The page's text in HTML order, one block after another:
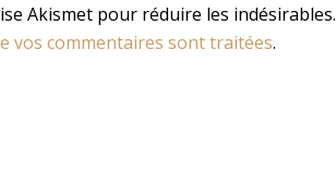
Akismet pour réduire les indésirables.
vos commentaires sont traitées.